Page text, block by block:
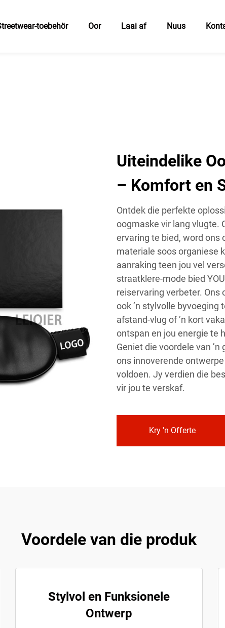
toebehör Oor Laai af Nuus
Uiteindelike
– Komfort en
Ontdek die perfekte
oogmaske vir lang vlugte.
ervaring te bied, word
materiale soos organiese
aanraking teen jou vel
straatklere-mode bied
reiservaring verbeter. Ons
ook ’n stylvolle byvoeging
afstand-vlug of ’n kort
ontspan en jou energie te
Geniet die voordele van
ons innoverende
voldoen. Jy verdien die
vir jou te verskaf.
Kry 'n Offerte
Voordele van die produk
Stylvol en Funksionele
Ontwerp